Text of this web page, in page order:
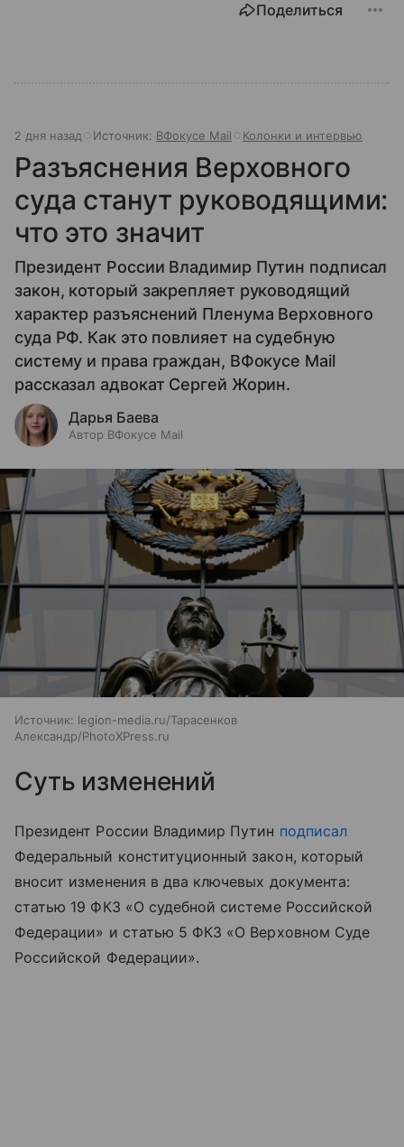
Поделиться
2 дня назад Источник: ВФокусе Mail Колонки и интервью
Разъяснения Верховного
суда станут руководящими:
что это значит
Президент России Владимир Путин подписал
закон, который закрепляет руководящий
характер разъяснений Пленума Верховного
суда РФ. Как это повлияет на судебную
систему и права граждан, ВФокусе Mail
рассказал адвокат Сергей Жорин.
Дарья Баева
Автор ВФокусе Mail
Источник: legion-media.ru/Тарасенков
Александр/PhotoXPress.ru
Суть изменений
Президент России Владимир Путин подписал
Федеральный конституционный закон, который
вносит изменения в два ключевых документа:
статью 19 ФКЗ «О судебной системе Российской
Федерации» и статью 5 ФКЗ «О Верховном Суде
Российской Федерации».